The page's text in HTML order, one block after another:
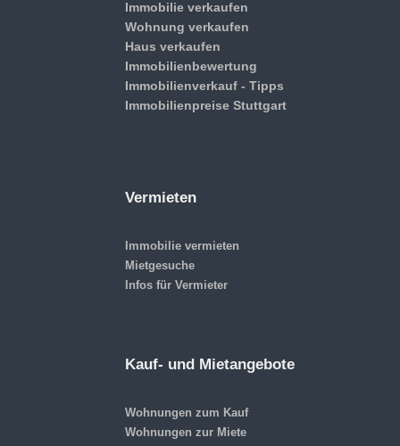
Immobilie verkaufen
Wohnung verkaufen
Haus verkaufen
Immobilienbewertung
Immobilienverkauf - Tipps
Immobilienpreise Stuttgart
Vermieten
Immobilie vermieten
Mietgesuche
Infos für Vermieter
Kauf- und Mietangebote
Wohnungen zum Kauf
Wohnungen zur Miete